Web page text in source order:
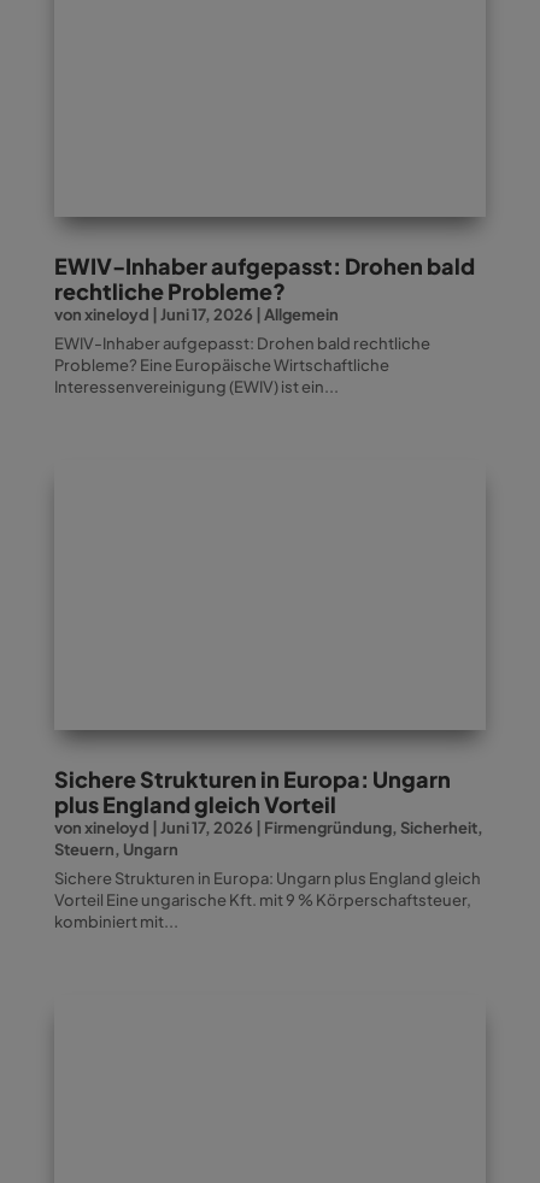
EWIV-Inhaber aufgepasst: Drohen bald
rechtliche Probleme?
vonxineloyd Juni 17, 2026
Allgemein
EWIV-Inhaber aufgepasst: Drohen bald rechtliche
Probleme? Eine Europäische Wirtschaftliche
Interessenvereinigung (EWIV) ist ein...
Sichere Strukturen in Europa: Ungarn
plus England gleich Vorteil
vonxineloyd Juni 17, 2026 Firmengründung, Sicherheit,
Steuern, Ungarn
Sichere Strukturen in Europa: Ungarn plus England gleich
Vorteil Eine ungarische Kft. mit 9 % Körperschaftsteuer,
kombiniert mit...